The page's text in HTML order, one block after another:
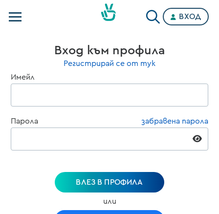
Категории
ВХОД
Вход към профила
Регистрирай се от тук
Имейл
Парола забравена парола
ВЛЕЗ В ПРОФИЛА
или